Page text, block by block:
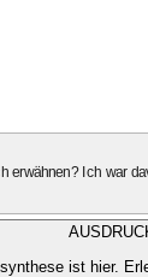
Ich war
ist hier.